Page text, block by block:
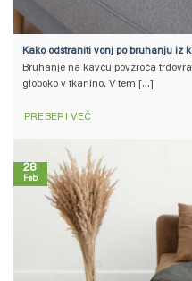
Kako odstraniti vonj po bruhanju iz
Bruhanje na kavču povzroča
globoko v tkanino. V tem [...]
PREBERI VEČ
28
Feb